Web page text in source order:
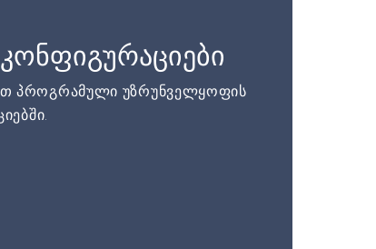
პროგრამული უზრუნველყოფის